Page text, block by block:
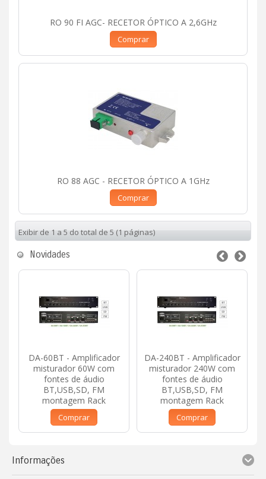
RO 90 FI AGC- RECETOR ÓPTICO A 2,6GHz
Comprar
RO 88 AGC - RECETOR ÓPTICO A 1GHz
Comprar
Exibir de 1 a 5 do total de 5 (1 páginas)
Novidades
DA-60BT - Amplificador
misturador 60W com
fontes de áudio
BT,USB,SD, FM
montagem Rack
Comprar
DA-240BT - Amplificador
misturador 240W com
fontes de áudio
BT,USB,SD, FM
montagem Rack
Comprar
Informações